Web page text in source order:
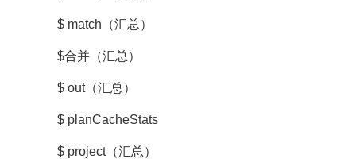
$ match（汇总）
$合并（汇总）
$ out（汇总）
$ planCacheStats
$ project（汇总）